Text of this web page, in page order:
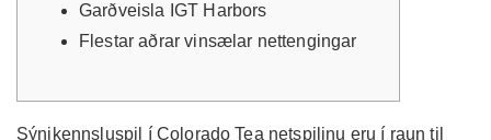
Garðveisla IGT Harbors
Flestar aðrar vinsælar nettengingar
Sýnikennsluspil í Colorado Tea netspilinu eru í raun til